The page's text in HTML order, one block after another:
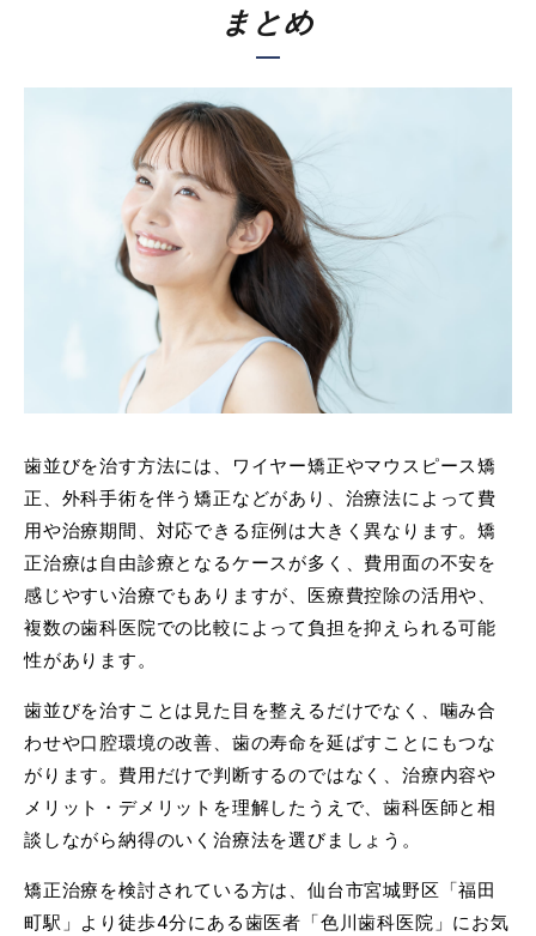
まとめ
歯並びを治す方法には、ワイヤー矯正やマウスピース矯
正、外科手術を伴う矯正などがあり、治療法によって費
用や治療期間、対応できる症例は大きく異なります。矯
正治療は自由診療となるケースが多く、費用面の不安を
感じやすい治療でもありますが、医療費控除の活用や、
複数の歯科医院での比較によって負担を抑えられる可能
性があります。
歯並びを治すことは見た目を整えるだけでなく、噛み合
わせや口腔環境の改善、歯の寿命を延ばすことにもつな
がります。費用だけで判断するのではなく、治療内容や
メリット・デメリットを理解したうえで、歯科医師と相
談しながら納得のいく治療法を選びましょう。
矯正治療を検討されている方は、仙台市宮城野区「福田
町駅」より徒歩4分にある歯医者「色川歯科医院」にお気